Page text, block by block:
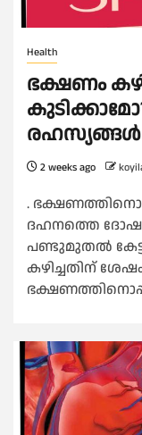
Health
ഭക്ഷണം
രഹസ്യങ്ങള്‍
2 weeks ago
.
ദഹനത്തെ
പണ്ടുമുതല്‍
കഴിച്ചതിന്